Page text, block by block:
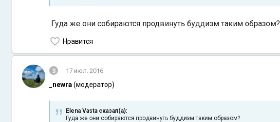
Гуда же они собираются продвинуть буддизм таким образом?
Нравится
3 17 июл. 2016
_newra (модератор)
Elena Vasta сказал(а):
Гуда же они собираются продвинуть буддизм таким образом?